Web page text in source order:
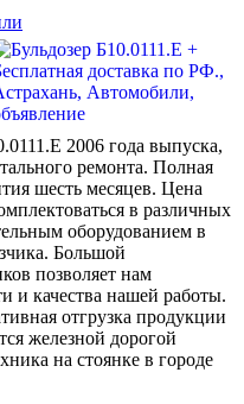
2006 года выпуска,
ремонта. Полная
шесть месяцев. Цена
в различных
оборудованием в
Большой
позволяет нам
и качества нашей работы.
отгрузка продукции
железной дорогой
на стоянке в городе